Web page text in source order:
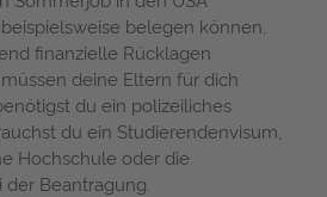
belegen können,
finanzielle Rücklagen
deine Eltern für dich
du ein polizeiliches
du ein Studierendenvisum,
Hochschule oder die
Beantragung.